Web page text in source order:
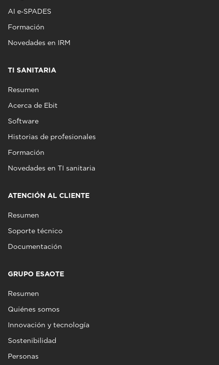
AI e‑SPADES
Formación
Novedades en IRM
TI SANITARIA
Resumen
Acerca de Ebit
Software
Historias de profesionales
Formación
Novedades en TI sanitaria
ATENCIÓN AL CLIENTE
Resumen
Soporte técnico
Documentación
GRUPO ESAOTE
Resumen
Quiénes somos
Innovación y tecnología
Sostenibilidad
Personas